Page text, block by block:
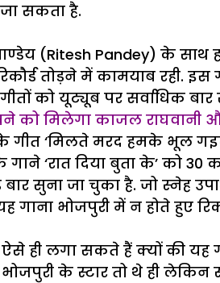
सकता है.
(Ritesh Pandey) के साथ
तोड़ने में कामयाब रही.
को यूट्यूब पर सर्वाधिक
को मिलेगा काजल राघवानी
गीत ‘मिलते मरद हमके भूल
‘रात दिया बुता के’ को
बार सुना जा चुका है. जो स्नेह
भोजपुरी में न होते हुए
लगा सकते हैं क्यों की यह
के स्टार तो थे ही